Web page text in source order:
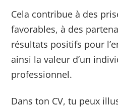
Cela contribue à des
favorables, à des
résultats positifs pour
ainsi la valeur d’un
professionnel.
Dans ton CV, tu peux